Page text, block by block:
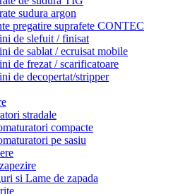
sudura argon
pregatire suprafete CONTEC
de slefuit / finisat
de sablat / ecruisat mobile
de frezat / scarificatoare
de decopertat/stripper
stradale
compacte
pe sasiu
si Lame de zapada